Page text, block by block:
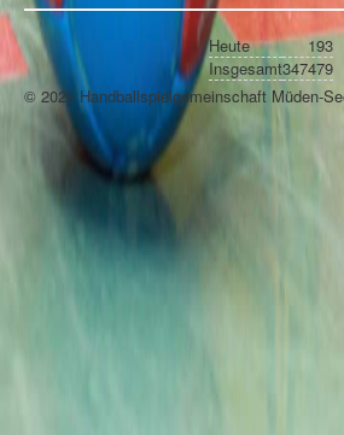
Heute
193
Insgesamt347479
© 2026 Handballspielgemeinschaft Müden-